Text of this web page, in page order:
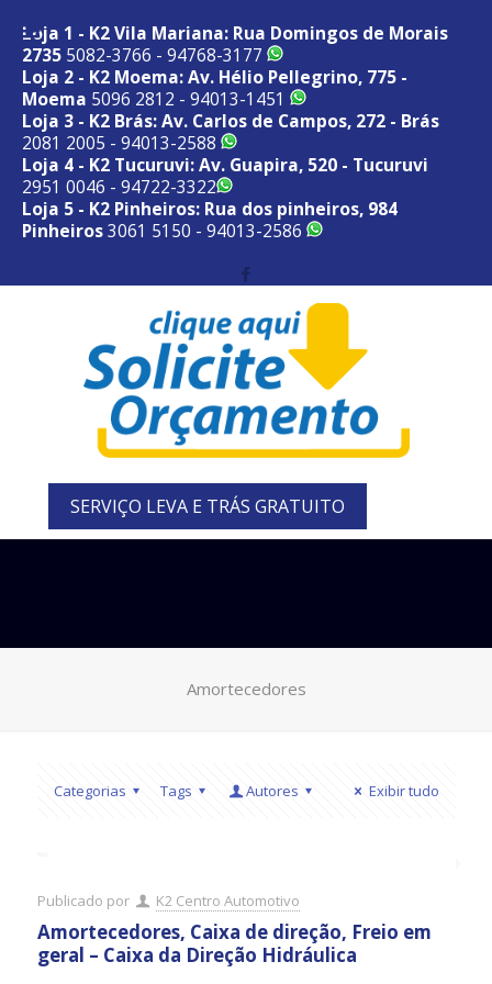
Loja 1 - K2 Vila Mariana: Rua Domingos de Morais
2735 5082-3766 - 94768-3177
Loja 2 - K2 Moema: Av. Hélio Pellegrino, 775 -
Moema 5096 2812 - 94013-1451
Loja 3 - K2 Brás: Av. Carlos de Campos, 272 - Brás
2081 2005 - 94013-2588
Loja 4 - K2 Tucuruvi: Av. Guapira, 520 - Tucuruvi
2951 0046 - 94722-3322
Loja 5 - K2 Pinheiros: Rua dos pinheiros, 984
Pinheiros3061 5150 - 94013-2586
SERVIÇO LEVA E TRÁS GRATUITO
Amortecedores
Categorias Tags Autores Exibir tudo
Publicado por K2 Centro Automotivo
Amortecedores, Caixa de direção, Freio em
geral – Caixa da Direção Hidráulica